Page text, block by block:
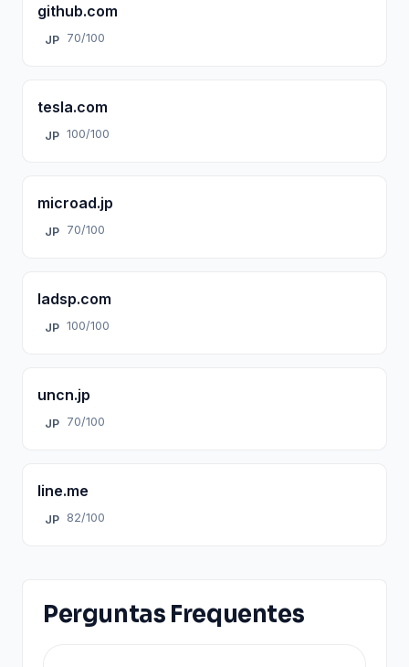
github.com
JP 70/100
tesla.com
JP 100/100
microad.jp
JP 70/100
ladsp.com
JP 100/100
uncn.jp
JP 70/100
line.me
JP 82/100
Perguntas Frequentes